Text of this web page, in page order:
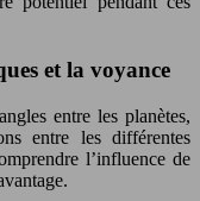
et la voyance
entre les planètes,
entre les différentes
l’influence de